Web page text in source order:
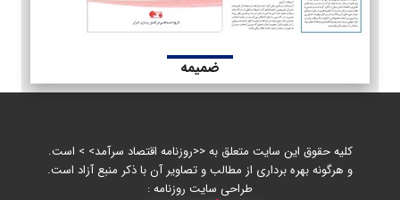
ضمیمه
کلیه حقوق این سایت متعلق به <<روزنامه اقتصاد سرآمد> > است.
و هرگونه بهره برداری از مطالب و تصاویر آن با ذکر منبع آزاد است.
طراحی سایت روزنامه :